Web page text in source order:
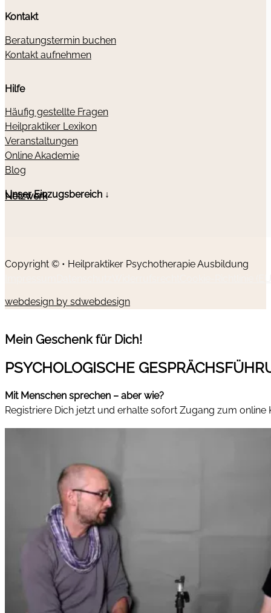
Kontakt
Beratungstermin buchen
Kontakt aufnehmen
Hilfe
Häufig gestellte Fragen
Heilpraktiker Lexikon
Veranstaltungen
Online Akademie
Blog
Netzwerk
Unser Einzugsbereich ↓
Copyright © • Heilpraktiker Psychotherapie Ausbildung
webdesign by sdwebdesign
Mein Geschenk für Dich!
PSYCHOLOGISCHE
Mit Menschen sprechen – aber wie?
Registriere Dich jetzt und erhalte sofort Zugang zum online